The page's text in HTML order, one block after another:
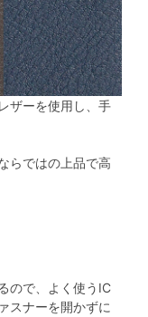
ザーを使用し、手
らではの上品で高
ので、よく使うIC
スナーを開かずに